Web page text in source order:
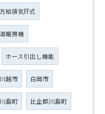
給排気FF式
暖房機
ホース引出し機能
越市 白岡市
川島町 比企郡川島町